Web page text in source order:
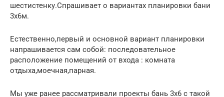
шестистенку.Спрашивает о вариантах планировки бани
3х6м.
Естественно,первый и основной вариант планировки
напрашивается сам собой: последовательное
расположение помещений от входа : комната
отдыха,моечная,парная.
Мы уже ранее рассматривали проекты бань 3х6 с такой